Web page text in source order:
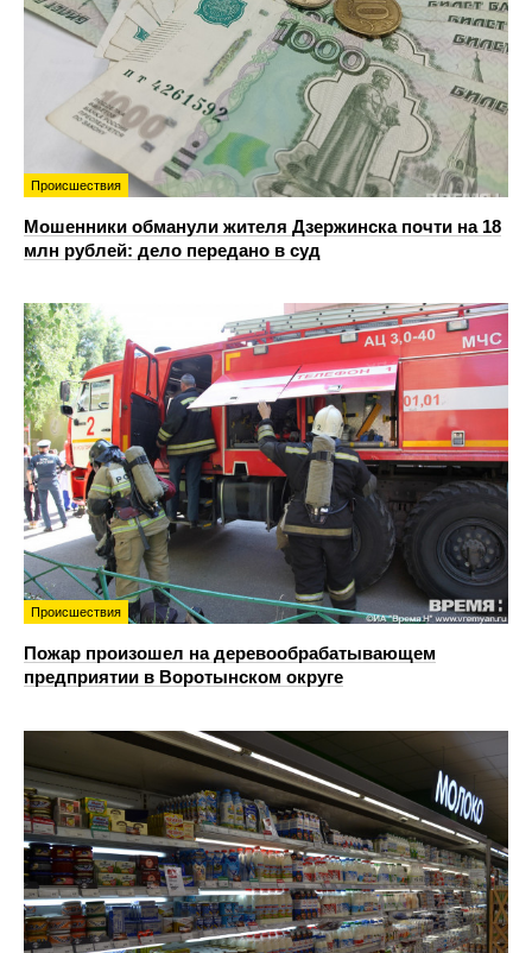
Происшествия
Мошенники обманули жителя Дзержинска почти на 18
млн рублей: дело передано в суд
Происшествия
Пожар произошел на деревообрабатывающем
предприятии в Воротынском округе